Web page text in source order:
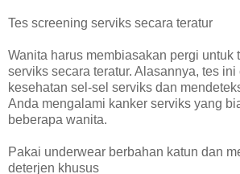
Tes screening serviks secara teratur
Wanita harus membiasakan pergi untuk
serviks secara teratur. Alasannya, tes
kesehatan sel-sel serviks dan
Anda mengalami kanker serviks yang
beberapa wanita.
Pakai underwear berbahan katun dan
deterjen khusus